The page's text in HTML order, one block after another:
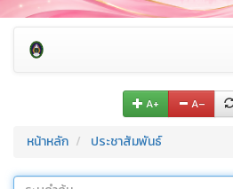
A+ A–
หน้าหลัก ประชาสัมพันธ์